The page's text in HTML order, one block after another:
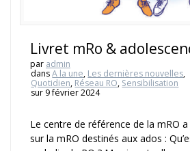
Livret mRo &
par admin
dansA la une, Les dernières nouvelles,
Quotidien, Réseau RO, Sensibilisation
sur 9 février 2024
Le centre de référence de la mRO
sur la mRO destinés aux ados :